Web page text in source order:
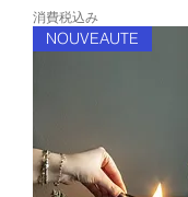
消費税込み
NOUVEAUTE